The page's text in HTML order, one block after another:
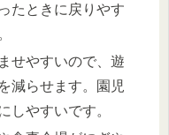
たときに戻りやす
せやすいので、遊
減らせます。園児
しやすいです。